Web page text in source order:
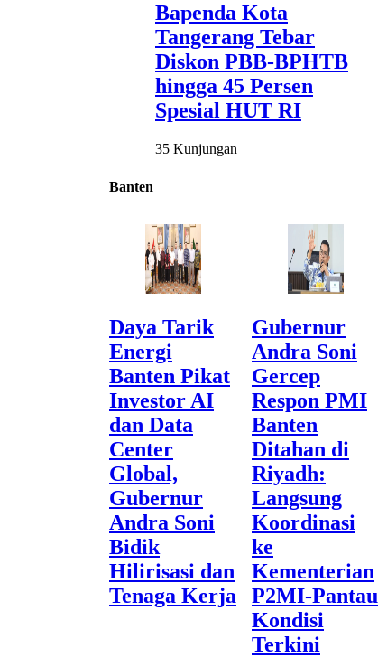
Bapenda Kota
Tangerang Tebar
Diskon PBB-BPHTB
hingga 45 Persen
Spesial HUT RI
35 Kunjungan
Banten
Daya Tarik
Energi
Banten Pikat
Investor AI
dan Data
Center
Global,
Gubernur
Andra Soni
Bidik
Hilirisasi dan
Tenaga Kerja
Gubernur
Andra Soni
Gercep
Respon PMI
Banten
Ditahan di
Riyadh:
Langsung
Koordinasi
ke
Kementerian
P2MI-Pantau
Kondisi
Terkini